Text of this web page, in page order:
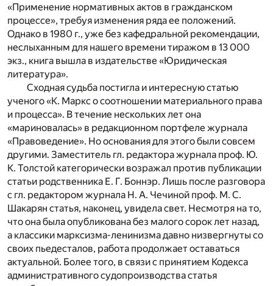
«Применение нормативных актов в гражданском
процессе», требуя изменения ряда ее положений.
Однако в 1980 г., уже без кафедральной рекомендации,
неслыханным для нашего времени тиражом в 13 000
экз., книга вышла в издательстве «Юридическая
литература».
Сходная судьба постигла и интересную статью
ученого «К. Маркс о соотношении материального права
и процесса». В течение нескольких лет она
«мариновалась» в редакционном портфеле журнала
«Правоведение». Но основания для этого были совсем
другими. Заместитель гл. редактора журнала проф. Ю.
К. Толстой категорически возражал против публикации
статьи родственника Е. Г. Боннэр. Лишь после разговора
с гл. редактором журнала Н. А. Чечиной проф. М. С.
Шакарян статья, наконец, увидела свет. Несмотря на то,
что она была опубликована без малого сорок лет назад,
а классики марксизма-ленинизма давно низвергнуты со
своих пьедесталов, работа продолжает оставаться
актуальной. Более того, в связи с принятием Кодекса
административного судопроизводства статья